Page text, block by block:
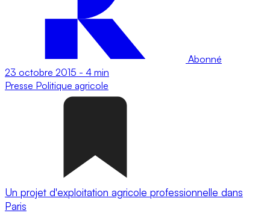
Abonné
23 octobre 2015 - 4 min
Presse Politique agricole
Un projet d'exploitation agricole professionnelle dans
Paris